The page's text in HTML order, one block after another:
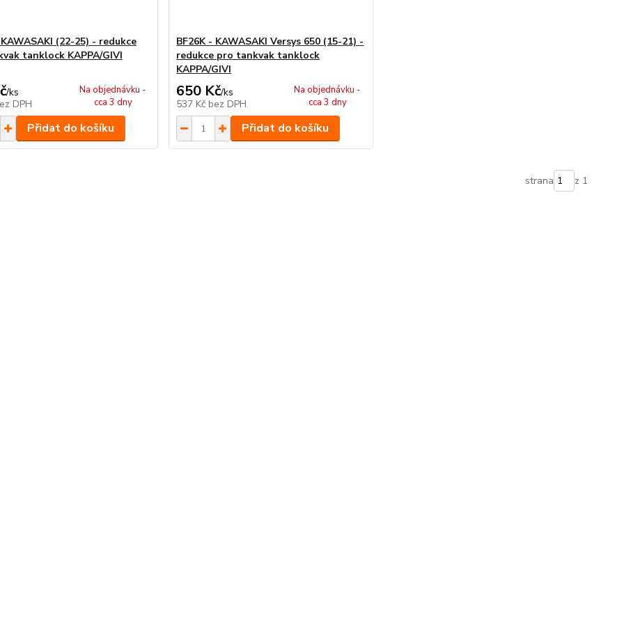
(22-25) - redukce
tanklock KAPPA/GIVI
/ks
DPH
Na objednávku -
cca 3 dny
Přidat do košíku
BF26K - KAWASAKI Versys 650 (15-21) -
redukce pro tankvak tanklock
KAPPA/GIVI
650 Kč/ks
537 Kč bez DPH
Na objednávku -
cca 3 dny
Přidat do košíku
strana z 1